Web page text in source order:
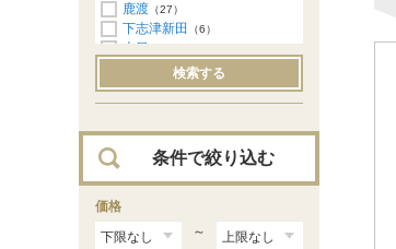
鹿渡 （27）
下志津新田 （6）
大日
（14）
つくし座（2）
みそら（4）
（4）
四街道（1）
和良比（13）
美しが丘（1）
池花（2）
検索する
条件で絞り込む
価格
～